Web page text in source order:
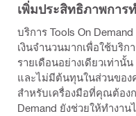
เพิ่มประสิทธิภาพการ
บริการ Tools On
เงินจำนวนมากเพื่อใช้บริก
รายเดือนอย่างเดียวเท่านั้
และไม่มีต้นทุนในส่วนของ
สำหรับเครื่องมือที่คุณต้อง
Demand ยังช่วยให้ทำงา